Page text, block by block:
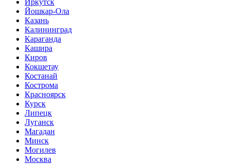
Йошкар-Ола
Казань
Калининград
Караганда
Кашира
Киров
Кокшетау
Костанай
Кострома
Красноярск
Курск
Липецк
Луганск
Магадан
Минск
Могилев
Москва